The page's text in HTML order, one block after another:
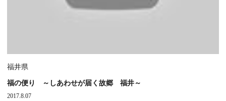
福井県
福の便り ～しあわせが届く故郷 福井～
2017.8.07